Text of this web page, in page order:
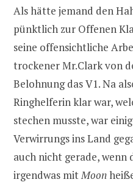
Als hätte jemand den
pünktlich zur Offenen
seine offensichtliche
trockener Mr.Clark von
Belohnung das V1. Na
Ringhelferin klar war,
stechen musste, war
Verwirrungs ins Land
auch nicht gerade, wenn
irgendwas mitMoon